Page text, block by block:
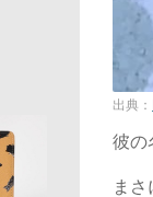
出典：
彼の
ま